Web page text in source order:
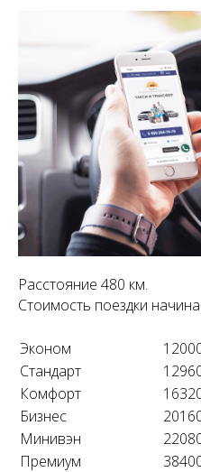
Расстояние 480 км.
Стоимость поездки
Эконом
Стандарт
Комфорт
Бизнес
Минивэн
Премиум